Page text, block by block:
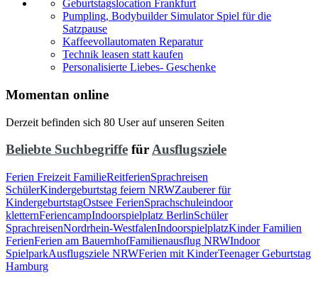
Geburtstagslocation Frankfurt
Pumpling, Bodybuilder Simulator Spiel für die
Satzpause
Kaffeevollautomaten Reparatur
Technik leasen statt kaufen
Personalisierte Liebes- Geschenke
Momentan online
Derzeit befinden sich 80 User auf unseren Seiten
Beliebte Suchbegriffe fürAusflugsziele
Ferien Freizeit FamilieReitferienSprachreisen
SchülerKindergeburtstag feiern NRWZauberer für
KindergeburtstagOstsee FerienSprachschuleindoor
kletternFeriencampIndoorspielplatz BerlinSchüler
SprachreisenNordrhein-WestfalenIndoorspielplatzKinder Familien
FerienFerien am BauernhofFamilienausflug NRWIndoor
SpielparkAusflugsziele NRWFerien mit KinderTeenager Geburtstag
Hamburg